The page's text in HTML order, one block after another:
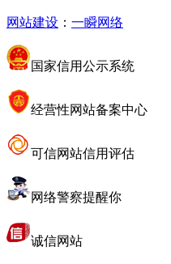
网站建设 ： 一瞬网络
国家信用公示系统
经营性网站备案中心
可信网站信用评估
网络警察提醒你
诚信网站